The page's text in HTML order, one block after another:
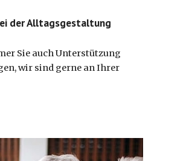
der Alltagsgestaltung
Sie auch Unterstützung
wir sind gerne an Ihrer